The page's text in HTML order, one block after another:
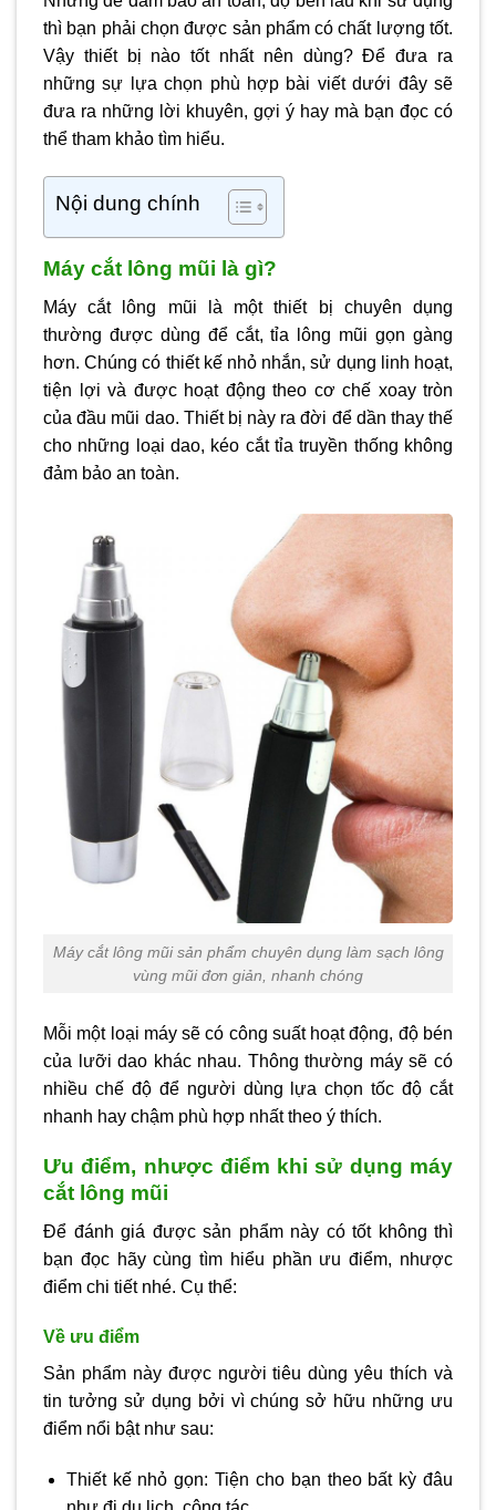
thì bạn phải chọn được sản phẩm có chất lượng tốt.
Vậy thiết bị nào tốt nhất nên dùng? Để đưa ra
những sự lựa chọn phù hợp bài viết dưới đây sẽ
đưa ra những lời khuyên, gợi ý hay mà bạn đọc có
thể tham khảo tìm hiểu.
Nội dung chính
Máy cắt lông mũi là gì?
Máy cắt lông mũi là một thiết bị chuyên dụng
thường được dùng để cắt, tỉa lông mũi gọn gàng
hơn. Chúng có thiết kế nhỏ nhắn, sử dụng linh hoạt,
tiện lợi và được hoạt động theo cơ chế xoay tròn
của đầu mũi dao. Thiết bị này ra đời để dần thay thế
cho những loại dao, kéo cắt tỉa truyền thống không
đảm bảo an toàn.
Máy cắt lông mũi sản phẩm chuyên dụng làm sạch lông
vùng mũi đơn giản, nhanh chóng
Mỗi một loại máy sẽ có công suất hoạt động, độ bén
của lưỡi dao khác nhau. Thông thường máy sẽ có
nhiều chế độ để người dùng lựa chọn tốc độ cắt
nhanh hay chậm phù hợp nhất theo ý thích.
Ưu điểm, nhược điểm khi sử dụng máy
cắt lông mũi
Để đánh giá được sản phẩm này có tốt không thì
bạn đọc hãy cùng tìm hiểu phần ưu điểm, nhược
điểm chi tiết nhé. Cụ thể:
Về ưu điểm
Sản phẩm này được người tiêu dùng yêu thích và
tin tưởng sử dụng bởi vì chúng sở hữu những ưu
điểm nổi bật như sau:
Thiết kế nhỏ gọn: Tiện cho bạn theo bất kỳ đâu